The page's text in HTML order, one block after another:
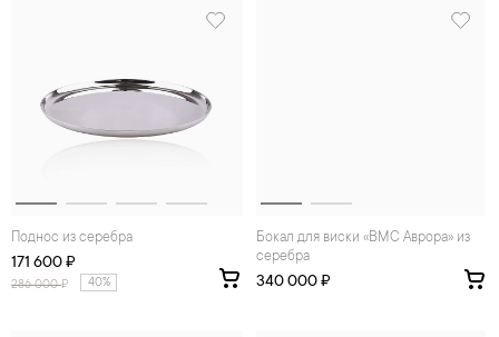
Поднос из серебра
171 600 ₽
286 000₽ 40%
Бокал для виски «ВМС Аврора» из
серебра
340 000 ₽